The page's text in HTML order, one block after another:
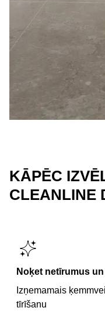
KĀPĒC
CLEANLINE
Noķet netīrumus
Izņemamais
tīrīšanu